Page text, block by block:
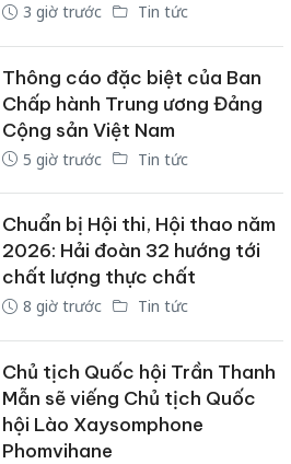
3 giờ trước Tin tức
Thông cáo đặc biệt của Ban
Chấp hành Trung ương Đảng
Cộng sản Việt Nam
5 giờ trước Tin tức
Chuẩn bị Hội thi, Hội thao năm
2026: Hải đoàn 32 hướng tới
chất lượng thực chất
8 giờ trước Tin tức
Chủ tịch Quốc hội Trần Thanh
Mẫn sẽ viếng Chủ tịch Quốc
hội Lào Xaysomphone
Phomvihane